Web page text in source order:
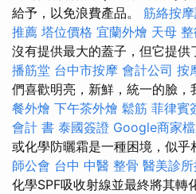
給予，以免浪費產品。 筋絡按
推薦 塔位價格 宜蘭外燴 天母 整
沒有提供最大的蓋子，但它提供
播筋堂 台中市按摩 會計公司 按
們喜歡明亮，新鮮，統一的臉，
餐外燴 下午茶外燴 鬆筋 菲律賓
會計 書 泰國簽證 Google商家
或化學防曬霜是一種困境，似乎
師公會 台中 中醫 整骨 醫美診
化學SPF吸收射線並最終將其轉